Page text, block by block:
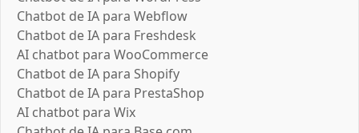
Chatbot de IA para Webflow
Chatbot de IA para Freshdesk
AI chatbot para WooCommerce
Chatbot de IA para Shopify
Chatbot de IA para PrestaShop
AI chatbot para Wix